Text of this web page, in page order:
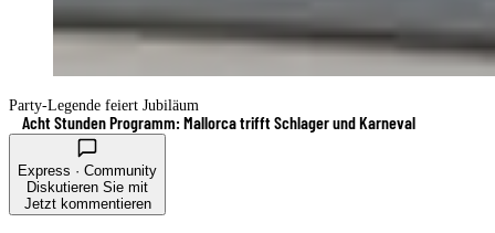
Party-Legende feiert Jubiläum
Acht Stunden Programm: Mallorca trifft Schlager und Karneval
Express · Community
Diskutieren Sie mit
Jetzt kommentieren